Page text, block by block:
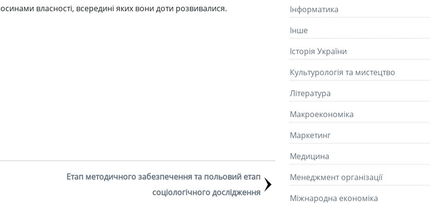
власності, всередині яких вони доти розвивалися.
Етап методичного забезпечення та польовий етап
соціологічного дослідження
Інформатика
Інше
Історія України
Культурологія та мистецтво
Літературa
Макроекономіка
Маркетинг
Медицина
Менеджмент організації
Міжнародна економіка